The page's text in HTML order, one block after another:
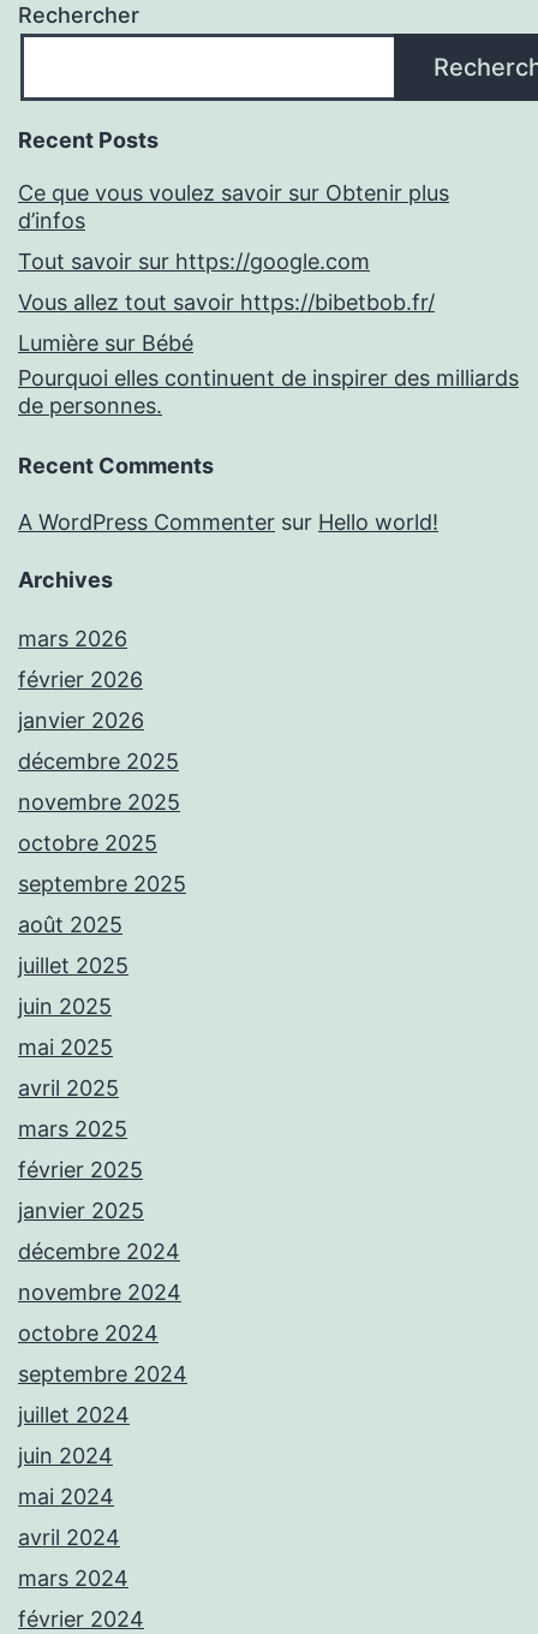
Rechercher
Recent Posts
Ce que vous voulez savoir sur Obtenir plus
d’infos
Tout savoir sur https://google.com
Vous allez tout savoir https://bibetbob.fr/
Lumière sur Bébé
Pourquoi elles continuent de inspirer des milliards
de personnes.
Recent Comments
A WordPress Commenter sur Hello world!
Archives
mars 2026
février 2026
janvier 2026
décembre 2025
novembre 2025
octobre 2025
septembre 2025
août 2025
juillet 2025
juin 2025
mai 2025
avril 2025
mars 2025
février 2025
janvier 2025
décembre 2024
novembre 2024
octobre 2024
septembre 2024
juillet 2024
juin 2024
mai 2024
avril 2024
mars 2024
février 2024